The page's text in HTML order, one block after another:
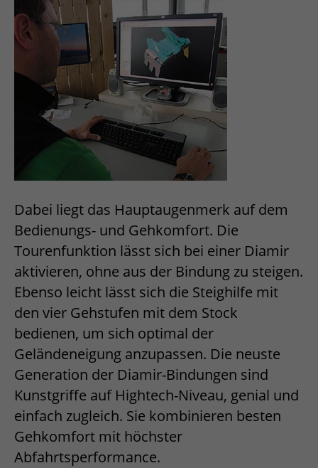
Dabei liegt das Hauptaugenmerk auf dem
Bedienungs- und Gehkomfort. Die
Tourenfunktion lässt sich bei einer Diamir
aktivieren, ohne aus der Bindung zu steigen.
Ebenso leicht lässt sich die Steighilfe mit
den vier Gehstufen mit dem Stock
bedienen, um sich optimal der
Geländeneigung anzupassen. Die neuste
Generation der Diamir-Bindungen sind
Kunstgriffe auf Hightech-Niveau, genial und
einfach zugleich. Sie kombinieren besten
Gehkomfort mit höchster
Abfahrtsperformance.